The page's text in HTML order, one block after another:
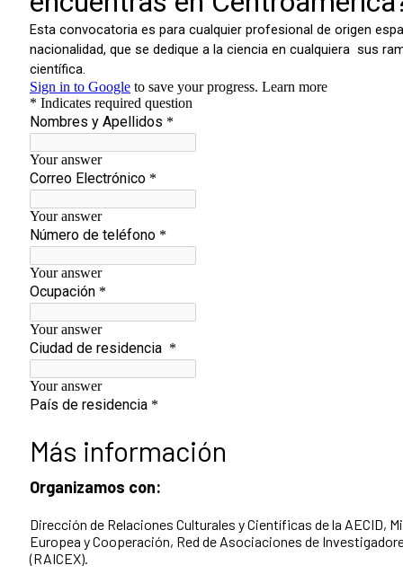
Más información
Organizamos con:
Dirección de Relaciones Culturales y Científicas de la AECID,
Europea y Cooperación, Red de Asociaciones de
(RAICEX).